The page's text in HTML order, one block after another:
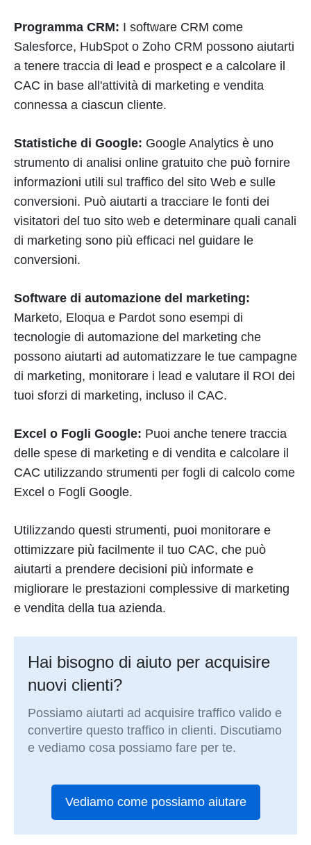
Programma CRM: I software CRM come
Salesforce, HubSpot o Zoho CRM possono aiutarti
a tenere traccia di lead e prospect e a calcolare il
CAC in base all'attività di marketing e vendita
connessa a ciascun cliente.
Statistiche di Google: Google Analytics è uno
strumento di analisi online gratuito che può fornire
informazioni utili sul traffico del sito Web e sulle
conversioni. Può aiutarti a tracciare le fonti dei
visitatori del tuo sito web e determinare quali canali
di marketing sono più efficaci nel guidare le
conversioni.
Software di automazione del marketing:
Marketo, Eloqua e Pardot sono esempi di
tecnologie di automazione del marketing che
possono aiutarti ad automatizzare le tue campagne
di marketing, monitorare i lead e valutare il ROI dei
tuoi sforzi di marketing, incluso il CAC.
Excel o Fogli Google: Puoi anche tenere traccia
delle spese di marketing e di vendita e calcolare il
CAC utilizzando strumenti per fogli di calcolo come
Excel o Fogli Google.
Utilizzando questi strumenti, puoi monitorare e
ottimizzare più facilmente il tuo CAC, che può
aiutarti a prendere decisioni più informate e
migliorare le prestazioni complessive di marketing
e vendita della tua azienda.
Hai bisogno di aiuto per acquisire
nuovi clienti?
Possiamo aiutarti ad acquisire traffico valido e
convertire questo traffico in clienti. Discutiamo
e vediamo cosa possiamo fare per te.
Vediamo come possiamo aiutare